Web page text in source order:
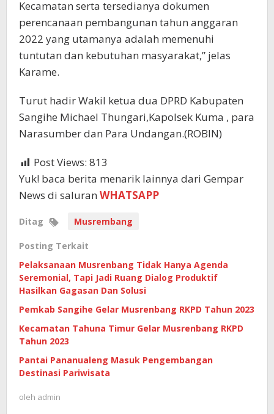
Kecamatan serta tersedianya dokumen
perencanaan pembangunan tahun anggaran
2022 yang utamanya adalah memenuhi
tuntutan dan kebutuhan masyarakat,” jelas
Karame.
Turut hadir Wakil ketua dua DPRD Kabupaten
Sangihe Michael Thungari,Kapolsek Kuma , para
Narasumber dan Para Undangan.(ROBIN)
Post Views: 813
Yuk! baca berita menarik lainnya dari Gempar
News di saluran WHATSAPP
Ditag Musrembang
Posting Terkait
Pelaksanaan Musrenbang Tidak Hanya Agenda
Seremonial, Tapi Jadi Ruang Dialog Produktif
Hasilkan Gagasan Dan Solusi
Pemkab Sangihe Gelar Musrenbang RKPD Tahun 2023
Kecamatan Tahuna Timur Gelar Musrenbang RKPD
Tahun 2023
Pantai Pananualeng Masuk Pengembangan
Destinasi Pariwisata
oleh admin